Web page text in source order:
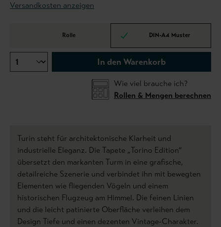
Versandkosten anzeigen
Rolle DIN-A4 Muster
In den Warenkorb
Wie viel brauche ich?
Rollen & Mengen berechnen
Turin steht für architektonische Klarheit und
industrielle Eleganz. Die Tapete „Torino Edition“
übersetzt den markanten Turm in eine grafische,
detailreiche Szenerie und verbindet ihn mit bewegten
Elementen wie fliegenden Vögeln und einem
historischen Flugzeug am Himmel. Die feinen Linien
und die leicht patinierte Oberfläche verleihen dem
Design Tiefe und einen dezenten Vintage-Charakter.